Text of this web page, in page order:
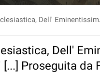
Della Istoria
Dell'
Proseguita da